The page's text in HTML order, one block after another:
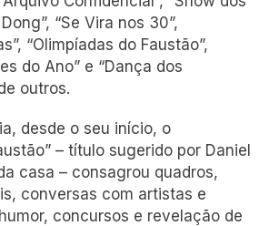
“Se Vira nos 30”,
“Olimpíadas do Faustão”,
do Ano” e “Dança dos
outros.
desde o seu início, o
– título sugerido por Daniel
casa – consagrou quadros,
conversas com artistas e
concursos e revelação de